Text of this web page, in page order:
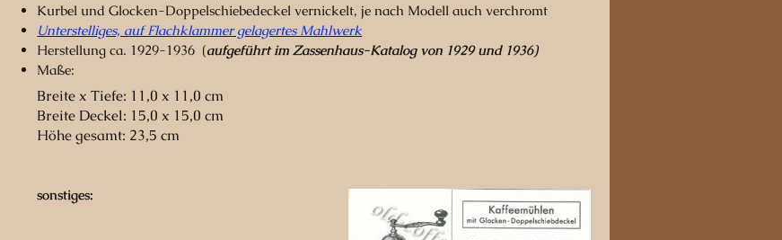
Kurbel und Glocken-Doppelschiebedeckel vernickelt, je nach Modell auch verchromt
Unterstelliges, auf Flachklammer gelagertes Mahlwerk
Herstellung ca. 1929-1936 (aufgeführt im Zassenhaus-Katalog von 1929 und 1936)
Maße:
Breite x Tiefe: 11,0 x 11,0 cm
Breite Deckel: 15,0 x 15,0 cm
Höhe gesamt: 23,5 cm
sonstiges: